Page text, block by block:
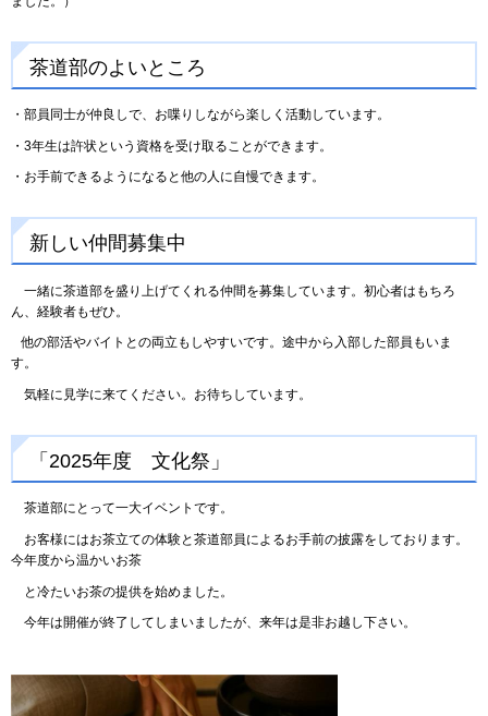
茶道部のよいところ
・部員同士が仲良しで、お喋りしながら楽しく活動しています。
・3年生は許状という資格を受け取ることができます。
・お手前できるようになると他の人に自慢できます。
新しい仲間募集中
一緒に茶道部を盛り上げてくれる仲間を募集しています。初心者はもちろ
ん、経験者もぜひ。
他の部活やバイトとの両立もしやすいです。途中から入部した部員もいま
す。
気軽に見学に来てください。お待ちしています。
「2025年度 文化祭」
茶道部にとって一大イベントです。
お客様にはお茶立ての体験と茶道部員によるお手前の披露をしております。
今年度から温かいお茶
と冷たいお茶の提供を始めました。
今年は開催が終了してしまいましたが、来年は是非お越し下さい。